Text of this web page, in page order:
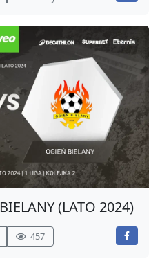
(LATO 2024)
457